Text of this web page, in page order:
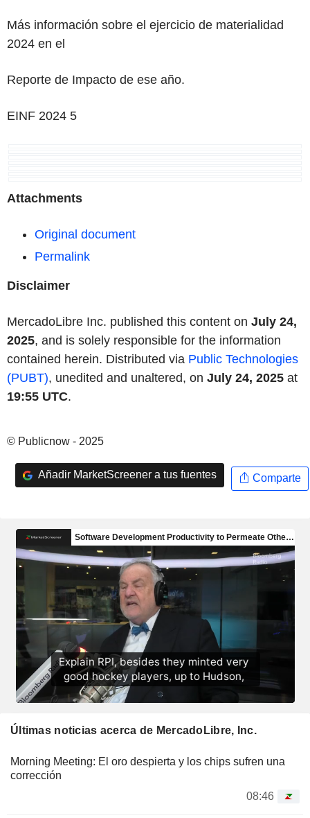
Más información sobre el ejercicio de materialidad
2024 en el
Reporte de Impacto de ese año.
EINF 2024 5
Attachments
Original document
Permalink
Disclaimer
MercadoLibre Inc. published this content on July 24,
2025, and is solely responsible for the information
contained herein. Distributed via Public Technologies
(PUBT), unedited and unaltered, on July 24, 2025 at
19:55 UTC.
© Publicnow - 2025
Añadir MarketScreener a tus fuentes Comparte
Últimas noticias acerca de MercadoLibre, Inc.
Morning Meeting: El oro despierta y los chips sufren una
corrección
08:46